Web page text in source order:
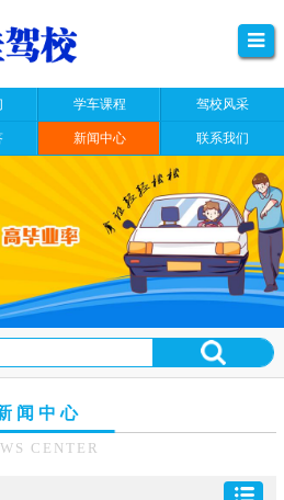
学车课程 驾校风采
新闻中心 联系我们
闻中心
CENTER